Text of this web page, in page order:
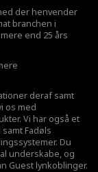
der henvender
branchen i
end 25 års
deraf samt
os med
Vi har også et
Fadøls
Du
underskabe, og
Guest lynkoblinger.